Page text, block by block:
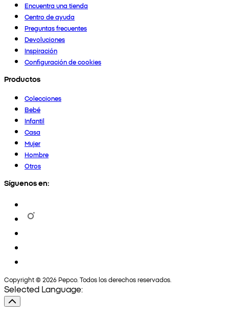
Encuentra una tienda
Centro de ayuda
Preguntas frecuentes
Devoluciones
Inspiración
Configuración de cookies
Productos
Colecciones
Bebé
Infantil
Casa
Mujer
Hombre
Otros
Síguenos en:
Copyright © 2026 Pepco. Todos los derechos reservados.
Selected Language: